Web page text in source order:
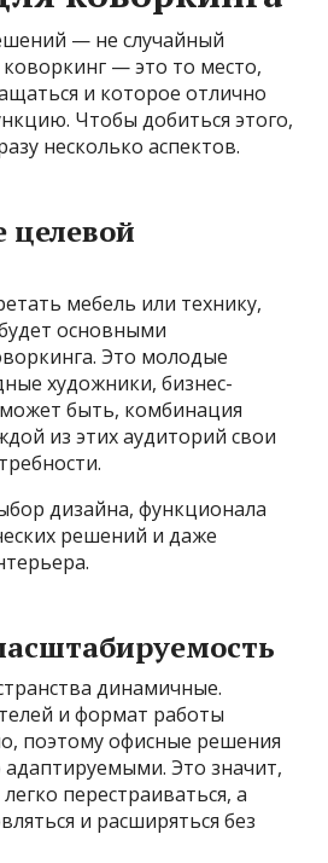
— не случайный
— это то место,
и которое отлично
Чтобы добиться этого,
несколько аспектов.
целевой
мебель или технику,
основными
Это молодые
художники, бизнес-
быть, комбинация
из этих аудиторий свои
дизайна, функционала
решений и даже
динамичные.
и формат работы
поэтому офисные решения
Это значит,
перестраиваться, а
и расширяться без